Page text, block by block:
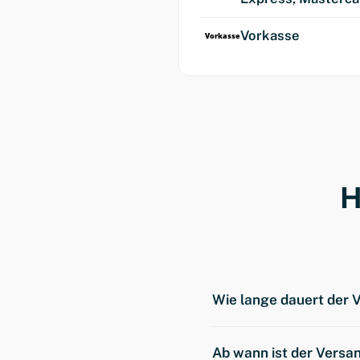
Vorkasse
Wie lange dauert der
Ab wann ist der